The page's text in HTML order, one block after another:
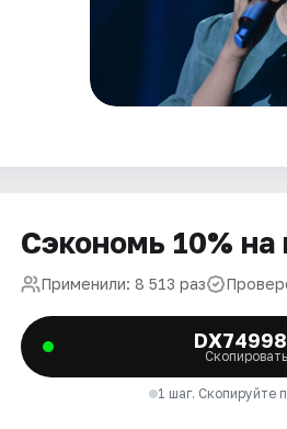
Сэкономь 10% на
Применили: 8 513 раз
Скопировать
1 шаг. Скопируйте